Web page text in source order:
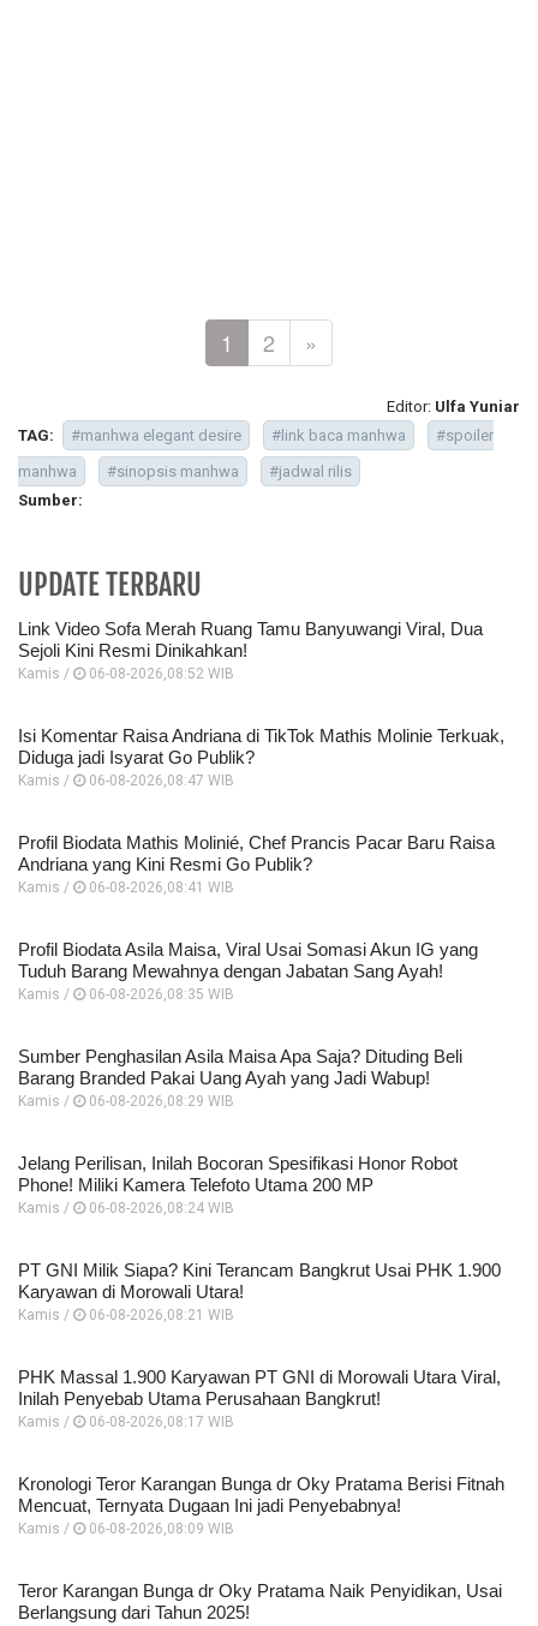
1 2 »
Editor: Ulfa Yuniar
TAG:
#manhwa elegant desire #link baca manhwa
#spoiler
manhwa
#sinopsis manhwa
#jadwal rilis
Sumber:
UPDATE TERBARU
Link Video Sofa Merah Ruang Tamu Banyuwangi Viral, Dua
Sejoli Kini Resmi Dinikahkan!
Kamis / 06-08-2026,08:52 WIB
Isi Komentar Raisa Andriana di TikTok Mathis Molinie Terkuak,
Diduga jadi Isyarat Go Publik?
Kamis / 06-08-2026,08:47 WIB
Profil Biodata Mathis Molinié, Chef Prancis Pacar Baru Raisa
Andriana yang Kini Resmi Go Publik?
Kamis / 06-08-2026,08:41 WIB
Profil Biodata Asila Maisa, Viral Usai Somasi Akun IG yang
Tuduh Barang Mewahnya dengan Jabatan Sang Ayah!
Kamis / 06-08-2026,08:35 WIB
Sumber Penghasilan Asila Maisa Apa Saja? Dituding Beli
Barang Branded Pakai Uang Ayah yang Jadi Wabup!
Kamis / 06-08-2026,08:29 WIB
Jelang Perilisan, Inilah Bocoran Spesifikasi Honor Robot
Phone! Miliki Kamera Telefoto Utama 200 MP
Kamis / 06-08-2026,08:24 WIB
PT GNI Milik Siapa? Kini Terancam Bangkrut Usai PHK 1.900
Karyawan di Morowali Utara!
Kamis / 06-08-2026,08:21 WIB
PHK Massal 1.900 Karyawan PT GNI di Morowali Utara Viral,
Inilah Penyebab Utama Perusahaan Bangkrut!
Kamis / 06-08-2026,08:17 WIB
Kronologi Teror Karangan Bunga dr Oky Pratama Berisi Fitnah
Mencuat, Ternyata Dugaan Ini jadi Penyebabnya!
Kamis / 06-08-2026,08:09 WIB
Teror Karangan Bunga dr Oky Pratama Naik Penyidikan, Usai
Berlangsung dari Tahun 2025!